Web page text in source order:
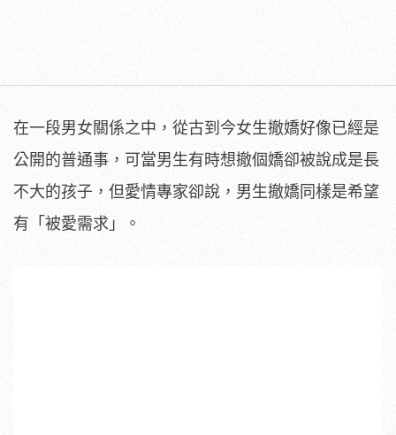
在一段男女關係之中，從古到今女生撤嬌好像已經是
公開的普通事，可當男生有時想撤個嬌卻被說成是長
不大的孩子，但愛情專家卻說，男生撤嬌同樣是希望
有「被愛需求」。